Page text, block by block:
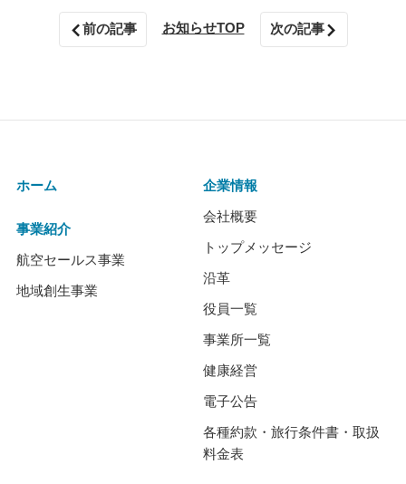
前の記事 お知らせTOP 次の記事
ホーム
事業紹介
航空セールス事業
地域創生事業
企業情報
会社概要
トップメッセージ
沿革
役員一覧
事業所一覧
健康経営
電子公告
各種約款・旅行条件書・取扱
料金表